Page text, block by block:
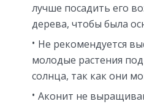
лучше посадить его
дерева, чтобы была
Не рекомендуется
молодые растения
солнца, так как они
Аконит не